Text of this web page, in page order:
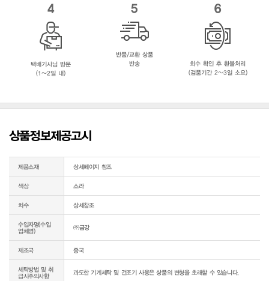
4
택배기사님 방문
(1~2일 내)
5
반품/교환 상품
반송
6
회수 확인 후 환불처리
(검품기간 2~3일 소요)
상품정보제공고시
제품소재 상세페이지 참조
색상 소라
치수 상세참조
수입자명(수입
업체명)
㈜금강
제조국 중국
세탁방법 및 취
급시주의사항
과도한 기계세탁 및 건조기 사용은 상품의 변형을 초래할 수 있습니다.